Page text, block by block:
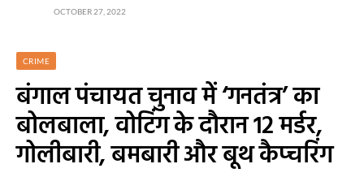
OCTOBER 27, 2022
CRIME
बंगाल पंचायत चुनाव में ‘गनतंत्र’ का
बोलबाला, वोटिंग के दौरान 12 मर्डर,
गोलीबारी, बमबारी और बूथ कैप्चरिंग